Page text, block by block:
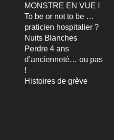
MONSTRE EN VUE !
To be or not to be …
praticien hospitalier ?
Nuits Blanches
Perdre 4 ans
d’ancienneté… ou pas
!
Histoires de grève